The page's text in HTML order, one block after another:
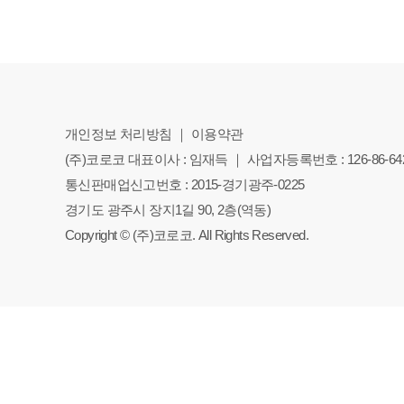
개인정보 처리방침 ｜ 이용약관
(주)코로코 대표이사 : 임재득 ｜ 사업자등록번호 : 126-86-
통신판매업신고번호 : 2015-경기광주-0225
경기도 광주시 장지1길 90, 2층(역동)
Copyright © (주)코로코. All Rights Reserved.